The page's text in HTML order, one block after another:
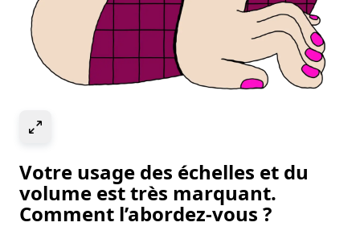
Votre usage des échelles et du
volume est très marquant.
Comment l’abordez-vous ?